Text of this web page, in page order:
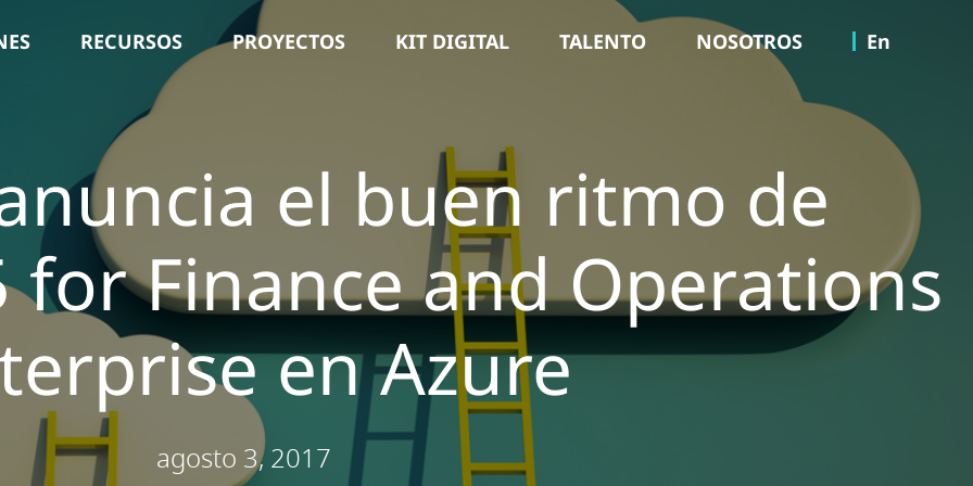
RECURSOS PROYECTOS KIT DIGITAL TALENTO NOSOTROS En
el buen ritmo de
for Finance and Operations
en Azure
agosto 3, 2017